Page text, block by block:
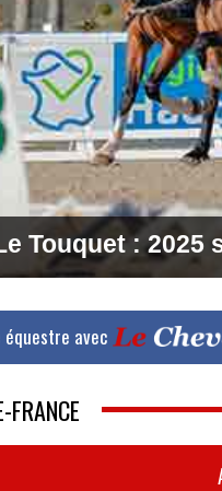
Touquet : 2025
avec
FRANCE